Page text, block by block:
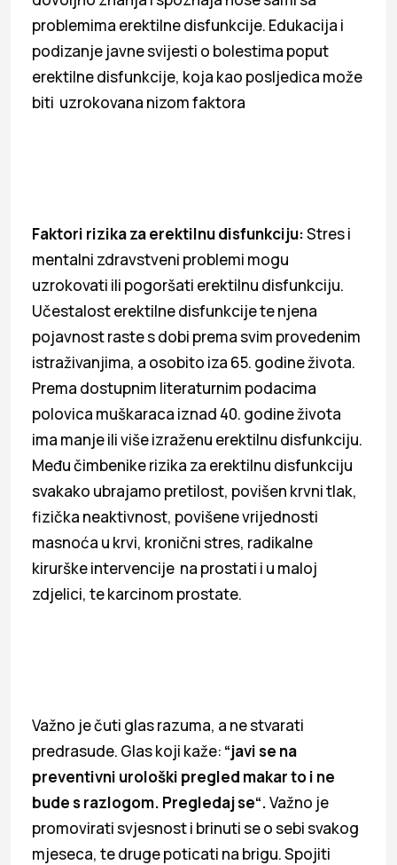
problemima erektilne disfunkcije. Edukacija i
podizanje javne svijesti o bolestima poput
erektilne disfunkcije, koja kao posljedica može
biti uzrokovana nizom faktora
Faktori rizika za erektilnu disfunkciju:Stres i
mentalni zdravstveni problemi mogu
uzrokovati ili pogoršati erektilnu disfunkciju.
Učestalost erektilne disfunkcije te njena
pojavnost raste s dobi prema svim provedenim
istraživanjima, a osobito iza 65. godine života.
Prema dostupnim literaturnim podacima
polovica muškaraca iznad 40. godine života
ima manje ili više izraženu erektilnu disfunkciju.
Među čimbenike rizika za erektilnu disfunkciju
svakako ubrajamo pretilost, povišen krvni tlak,
fizička neaktivnost, povišene vrijednosti
masnoća u krvi, kronični stres, radikalne
kirurške intervencije na prostati i u maloj
zdjelici, te karcinom prostate.
Važno je čuti glas razuma, a ne stvarati
predrasude. Glas koji kaže: “javi se na
preventivni urološki pregled makar to i ne
bude s razlogom. Pregledaj se“.Važno je
promovirati svjesnost i brinuti se o sebi svakog
mjeseca, te druge poticati na brigu. Spojiti